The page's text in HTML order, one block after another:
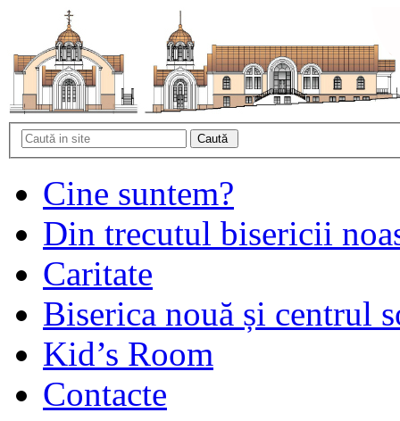
Cine suntem?
Din trecutul bisericii
Caritate
Biserica nouă și centrul
Kid’s Room
Contacte